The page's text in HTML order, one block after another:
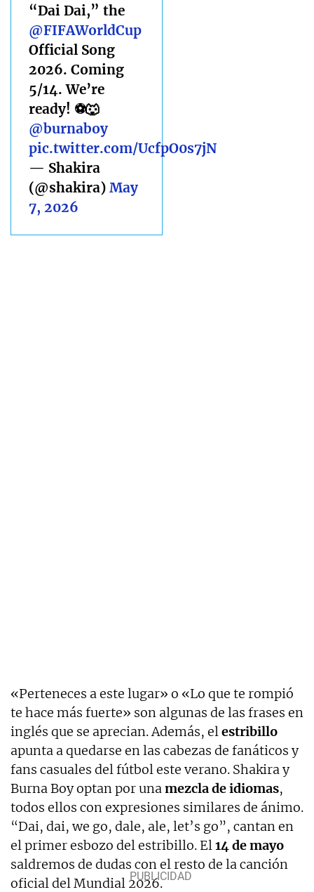
“Dai Dai,” the
@FIFAWorldCup
Official Song
2026. Coming
5/14. We’re
ready! ⚽️🐺
@burnaboy
pic.twitter.com/UcfpO0s7jN
— Shakira
(@shakira) May
7, 2026
«Perteneces a este lugar» o «Lo que te rompió
te hace más fuerte» son algunas de las frases en
inglés que se aprecian. Además, elestribillo
apunta a quedarse en las cabezas de fanáticos y
fans casuales del fútbol este verano. Shakira y
Burna Boy optan por unamezcla de idiomas,
todos ellos con expresiones similares de ánimo.
“Dai, dai, we go, dale, ale, let’s go”, cantan en
el primer esbozo del estribillo. El14 de mayo
saldremos de dudas con el resto de la canción
oficial del Mundial 2026.